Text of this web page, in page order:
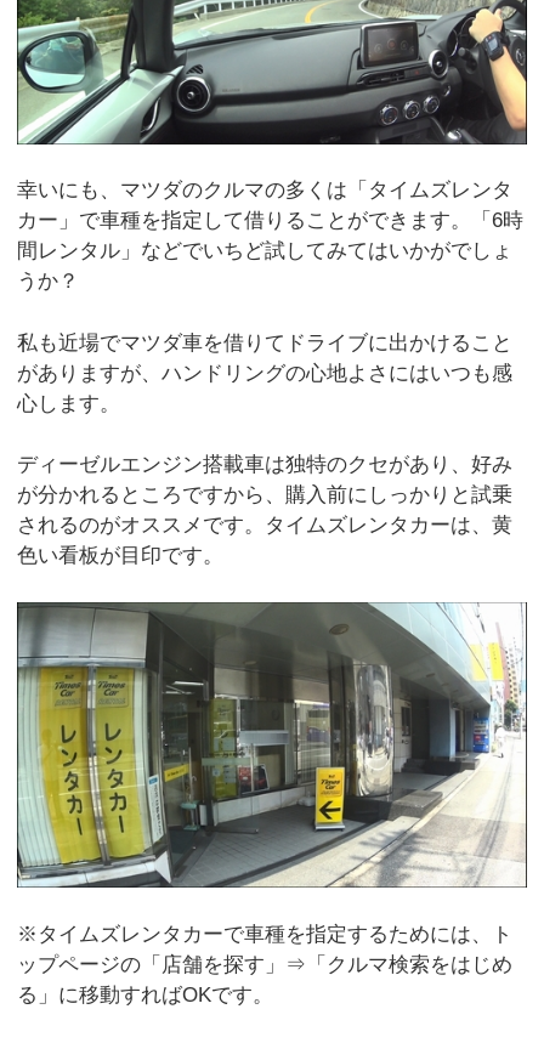
幸いにも、マツダのクルマの多くは「タイムズレンタ
カー」で車種を指定して借りることができます。「6時
間レンタル」などでいちど試してみてはいかがでしょ
うか？
私も近場でマツダ車を借りてドライブに出かけること
がありますが、ハンドリングの心地よさにはいつも感
心します。
ディーゼルエンジン搭載車は独特のクセがあり、好み
が分かれるところですから、購入前にしっかりと試乗
されるのがオススメです。タイムズレンタカーは、黄
色い看板が目印です。
※タイムズレンタカーで車種を指定するためには、ト
ップページの「店舗を探す」⇒「クルマ検索をはじめ
る」に移動すればOKです。